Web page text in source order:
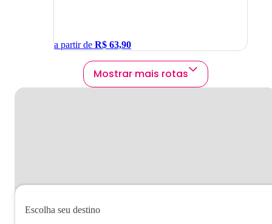
a partir de R$ 63,90
Mostrar mais rotas
Escolha seu destino